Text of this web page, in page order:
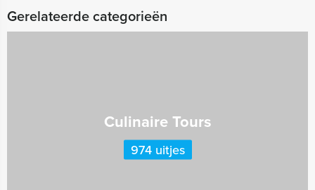
Gerelateerde categorieën
Culinaire Tours
974 uitjes